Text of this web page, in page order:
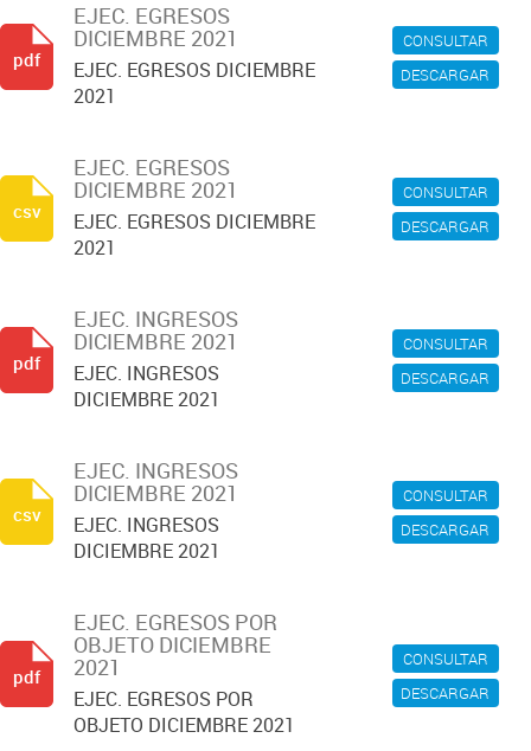
CONSULTAR
DESCARGAR
EJEC. EGRESOS
DICIEMBRE 2021
EJEC. EGRESOS DICIEMBRE
2021
pdf
CONSULTAR
DESCARGAR
EJEC. EGRESOS
DICIEMBRE 2021
EJEC. EGRESOS DICIEMBRE
2021
csv
CONSULTAR
DESCARGAR
EJEC. INGRESOS
DICIEMBRE 2021
EJEC. INGRESOS
DICIEMBRE 2021
pdf
CONSULTAR
DESCARGAR
EJEC. INGRESOS
DICIEMBRE 2021
EJEC. INGRESOS
DICIEMBRE 2021
csv
CONSULTAR
DESCARGAR
EJEC. EGRESOS POR
OBJETO DICIEMBRE
2021
EJEC. EGRESOS POR
OBJETO DICIEMBRE 2021
pdf